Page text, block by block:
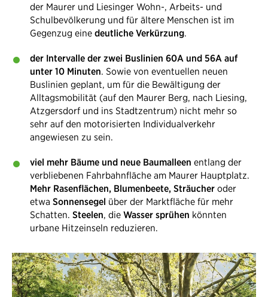
der Maurer und Liesinger Wohn-, Arbeits- und
Schulbevölkerung und für ältere Menschen ist im
Gegenzug eine deutliche Verkürzung.
der Intervalle der zwei Buslinien 60A und 56A auf
unter 10 Minuten. Sowie von eventuellen neuen
Buslinien geplant, um für die Bewältigung der
Alltagsmobilität (auf den Maurer Berg, nach Liesing,
Atzgersdorf und ins Stadtzentrum) nicht mehr so
sehr auf den motorisierten Individualverkehr
angewiesen zu sein.
viel mehr Bäume und neue Baumalleen entlang der
verbliebenen Fahrbahnfläche am Maurer Hauptplatz.
Mehr Rasenflächen, Blumenbeete, Sträucher oder
etwa Sonnensegel über der Marktfläche für mehr
Schatten. Steelen, die Wasser sprühen könnten
urbane Hitzeinseln reduzieren​.